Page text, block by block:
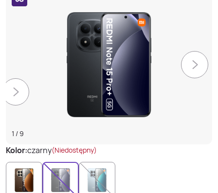
1 / 9
Kolor:czarny(Niedostępny)